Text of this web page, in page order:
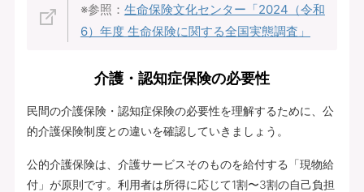
※参照： 生命保険文化センター「2024（令和
6）年度 生命保険に関する全国実態調査」
介護・認知症保険の必要性
民間の介護保険・認知症保険の必要性を理解するために、公
的介護保険制度との違いを確認していきましょう。
公的介護保険は、介護サービスそのものを給付する「現物給
付」が原則です。利用者は所得に応じて1割〜3割の自己負担